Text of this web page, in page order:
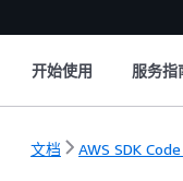
开始使用 服务指
文档 AWS SDK